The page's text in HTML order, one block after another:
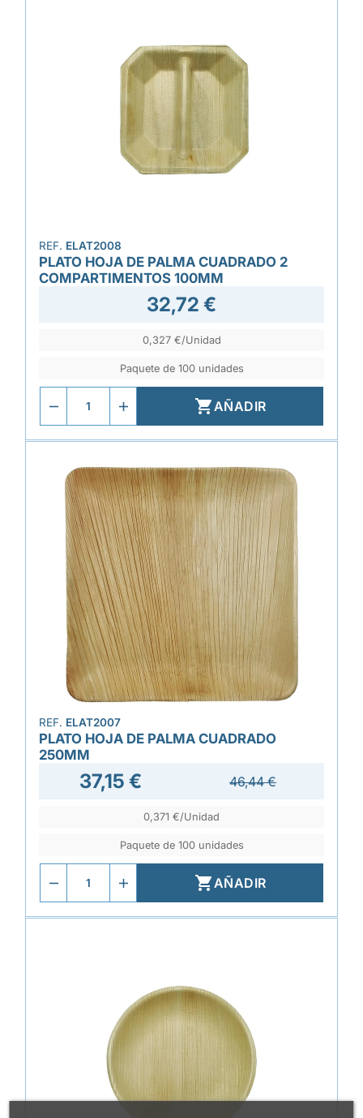
REF. ELAT2008
PLATO HOJA DE PALMA CUADRADO 2
COMPARTIMENTOS 100MM
32,72 €
0,327 €/Unidad
Paquete de 100 unidades
AÑADIR
REF. ELAT2007
PLATO HOJA DE PALMA CUADRADO
250MM
37,15 € 46,44 €
0,371 €/Unidad
Paquete de 100 unidades
AÑADIR